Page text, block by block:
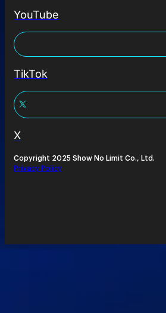
YouTube
TikTok
X
Copyright 2025 Show No Limit Co., Ltd.
Privacy Policy